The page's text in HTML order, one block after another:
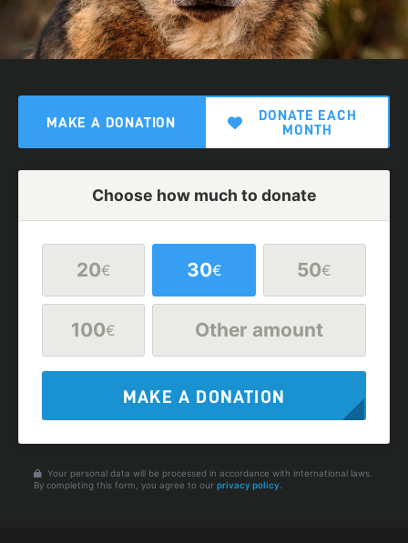
MAKE A DONATION
DONATE EACH
MONTH
Choose how much to donate
20€ 30€ 50€
100€ Other amount
MAKE A DONATION
Your personal data will be processed in accordance with international laws.
By completing this form, you agree to our privacy policy